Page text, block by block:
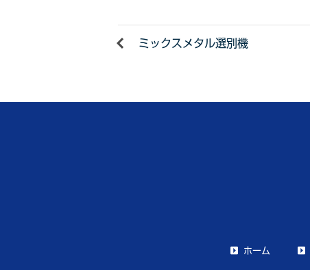
ミックスメタル選別機
ホーム